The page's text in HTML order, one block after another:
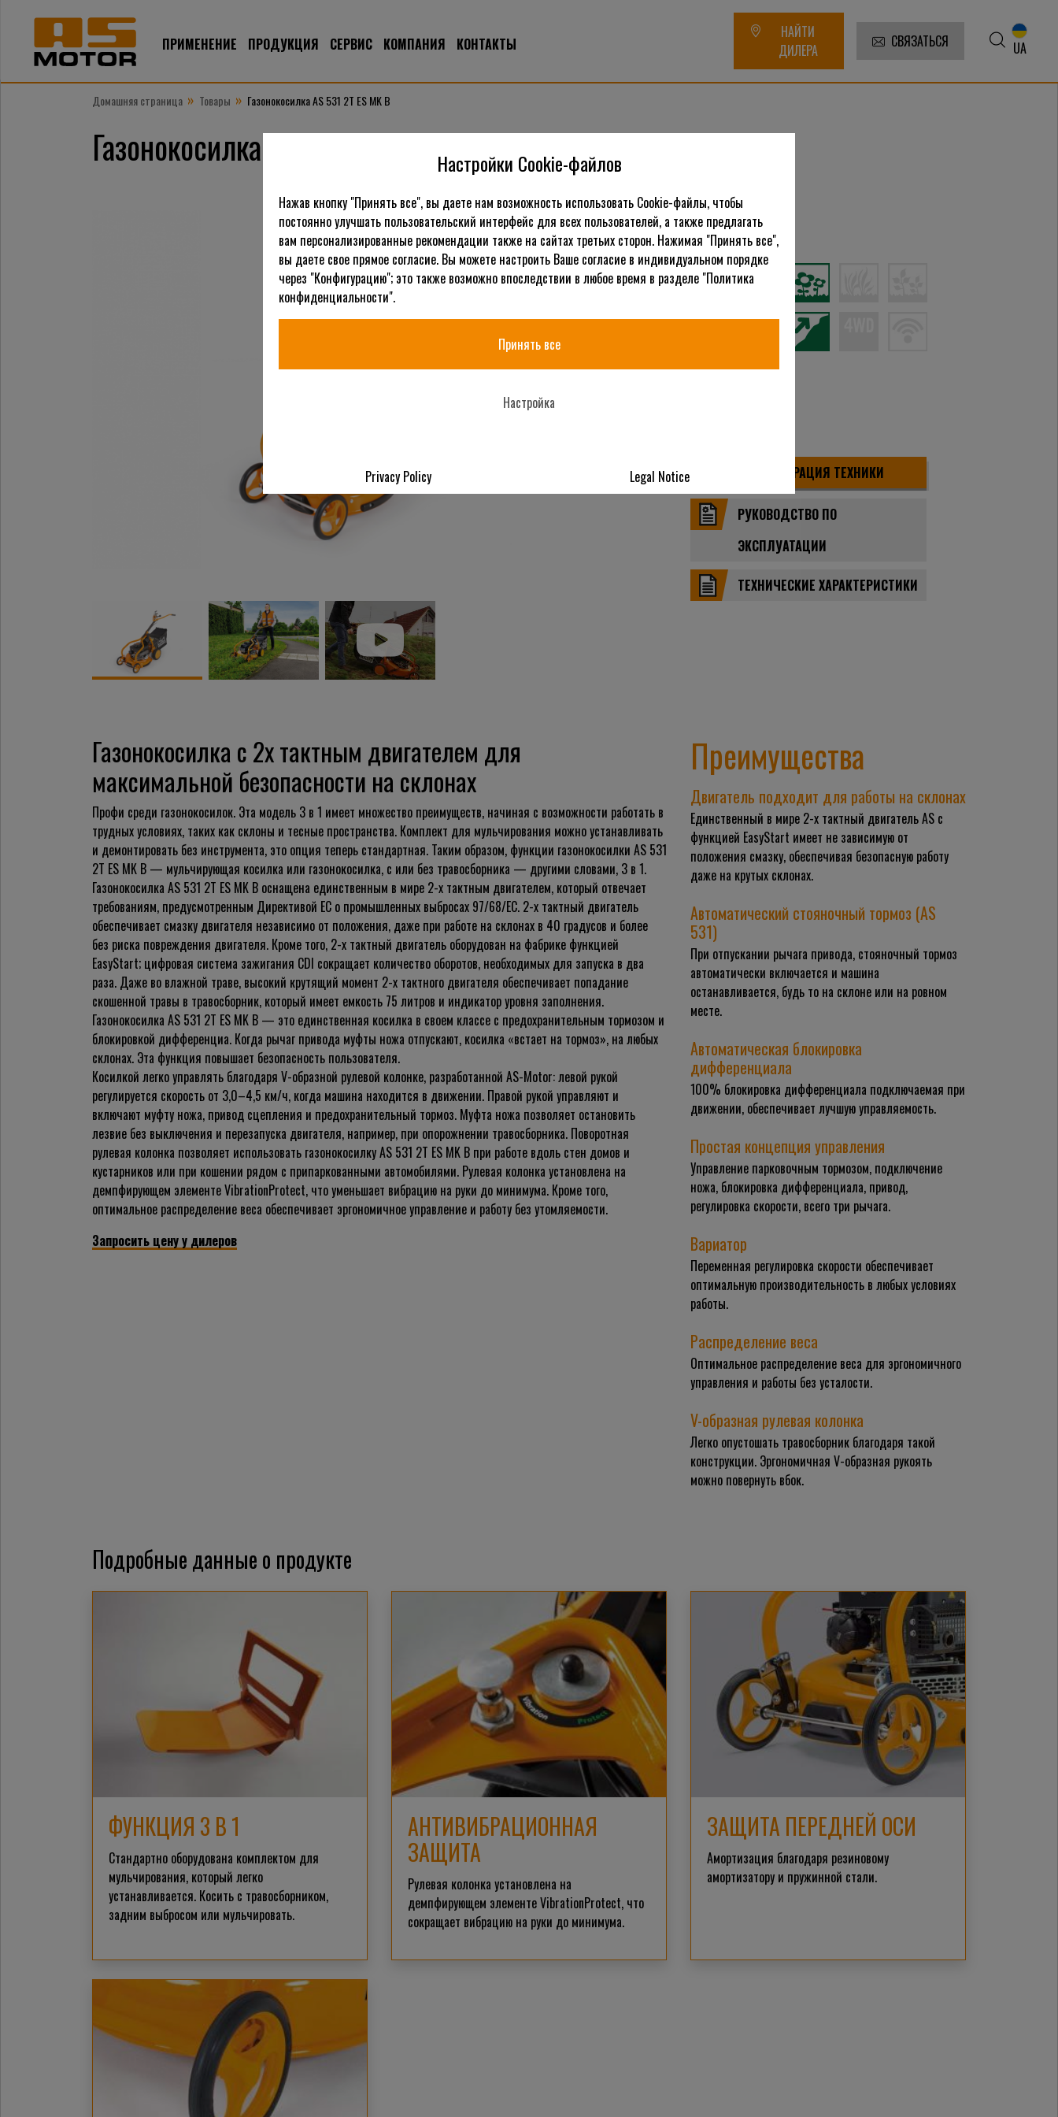
ПРИМЕНЕНИЕ ПРОДУКЦИЯ СЕРВИС КОМПАНИЯ КОНТАКТЫ
НАЙТИ
ДИЛЕРА
СВЯЗАТЬСЯ UA
Домашняя страница » Товары » Газонокосилка AS 531 2T ES MK B
Газонокосилка AS 531 2T ES MK B
Категории
ДЕМОНСТРАЦИЯ ТЕХНИКИ
РУКОВОДСТВО ПО
ЭКСПЛУАТАЦИИ
ТЕХНИЧЕСКИЕ ХАРАКТЕРИСТИКИ
Газонокосилка с 2х тактным двигателем для
максимальной безопасности на склонах
Профи среди газонокосилок. Эта модель 3 в 1 имеет множество преимуществ, начиная с возможности работать в
трудных условиях, таких как склоны и тесные пространства. Комплект для мульчирования можно устанавливать
и демонтировать без инструмента, это опция теперь стандартная. Таким образом, функции газонокосилки AS 531
2T ES MK B — мульчирующая косилка или газонокосилка, с или без травосборника — другими словами, 3 в 1.
Газонокосилка AS 531 2T ES MK B оснащена единственным в мире 2-х тактным двигателем, который отвечает
требованиям, предусмотренным Директивой ЕС о промышленных выбросах 97/68/ЕС. 2-х тактный двигатель
обеспечивает смазку двигателя независимо от положения, даже при работе на склонах в 40 градусов и более
без риска повреждения двигателя. Кроме того, 2-х тактный двигатель оборудован на фабрике функцией
EasyStart; цифровая система зажигания CDI сокращает количество оборотов, необходимых для запуска в два
раза. Даже во влажной траве, высокий крутящий момент 2-х тактного двигателя обеспечивает попадание
скошенной травы в травосборник, который имеет емкость 75 литров и индикатор уровня заполнения.
Газонокосилка AS 531 2T ES MK B — это единственная косилка в своем классе с предохранительным тормозом и
блокировкой дифференциа. Когда рычаг привода муфты ножа отпускают, косилка «встает на тормоз», на любых
склонах. Эта функция повышает безопасность пользователя.
Косилкой легко управлять благодаря V-образной рулевой колонке, разработанной AS-Motor: левой рукой
регулируется скорость от 3,0–4,5 км/ч, когда машина находится в движении. Правой рукой управляют и
включают муфту ножа, привод сцепления и предохранительный тормоз. Муфта ножа позволяет остановить
лезвие без выключения и перезапуска двигателя, например, при опорожнении травосборника. Поворотная
рулевая колонка позволяет использовать газонокосилку AS 531 2T ES MK B при работе вдоль стен домов и
кустарников или при кошении рядом с припаркованными автомобилями. Рулевая колонка установлена на
демпфирующем элементе VibrationProtect, что уменьшает вибрацию на руки до минимума. Кроме того,
оптимальное распределение веса обеспечивает эргономичное управление и работу без утомляемости.
Запросить цену у дилеров
Преимущества
Двигатель подходит для работы на склонах
Единственный в мире 2-х тактный двигатель AS с
функцией EasyStart имеет не зависимую от
положения смазку, обеспечивая безопасную работу
даже на крутых склонах.
Автоматический стояночный тормоз (AS
531)
При отпускании рычага привода, стояночный тормоз
автоматически включается и машина
останавливается, будь то на склоне или на ровном
месте.
Автоматическая блокировка
дифференциала
100% блокировка дифференциала подключаемая при
движении, обеспечивает лучшую управляемость.
Простая концепция управления
Управление парковочным тормозом, подключение
ножа, блокировка дифференциала, привод,
регулировка скорости, всего три рычага.
Вариатор
Переменная регулировка скорости обеспечивает
оптимальную производительность в любых условиях
работы.
Распределение веса
Оптимальное распределение веса для эргономичного
управления и работы без усталости.
V-образная рулевая колонка
Легко опустошать травосборник благодаря такой
конструкции. Эргономичная V-образная рукоять
можно повернуть вбок.
Подробные данные о продукте
ФУНКЦИЯ 3 В 1
Стандартно оборудована комплектом для
мульчирования, который легко
устанавливается. Косить с травосборником,
задним выбросом или мульчировать.
АНТИВИБРАЦИОННАЯ
ЗАЩИТА
Рулевая колонка установлена на
демпфирующем элементе VibrationProtect, что
сокращает вибрацию на руки до минимума.
ЗАЩИТА ПЕРЕДНЕЙ ОСИ
Амортизация благодаря резиновому
амортизатору и пружинной стали.
Настройки Cookie-файлов
Нажав кнопку "Принять все", вы даете нам возможность использовать Cookie-файлы, чтобы
постоянно улучшать пользовательский интерфейс для всех пользователей, а также предлагать
вам персонализированные рекомендации также на сайтах третьих сторон. Нажимая "Принять все",
вы даете свое прямое согласие. Вы можете настроить Ваше согласие в индивидуальном порядке
через "Конфигурацию"; это также возможно впоследствии в любое время в разделе "Политика
конфиденциальности".
Принять все
Настройка
Privacy Policy Legal Notice